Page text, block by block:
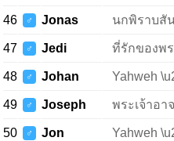
46 ♂ Jonas นกพิราบสั
47 ♂ Jedi ที่รักของพร
48 ♂ Johan Yahweh
49 ♂ Joseph พระเจ้าอา
50 ♂ Jon Yahweh